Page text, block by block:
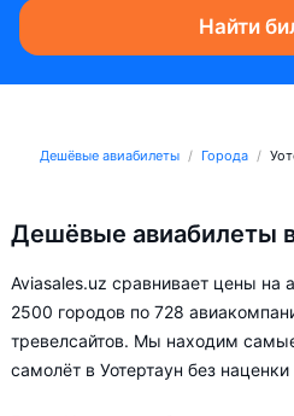
Найти
Дешёвые авиабилеты Города
Дешёвые авиабилеты
Aviasales.uz сравнивает цены на
2500 городов по 728
тревелсайтов. Мы находим
самолёт в Уотертаун без